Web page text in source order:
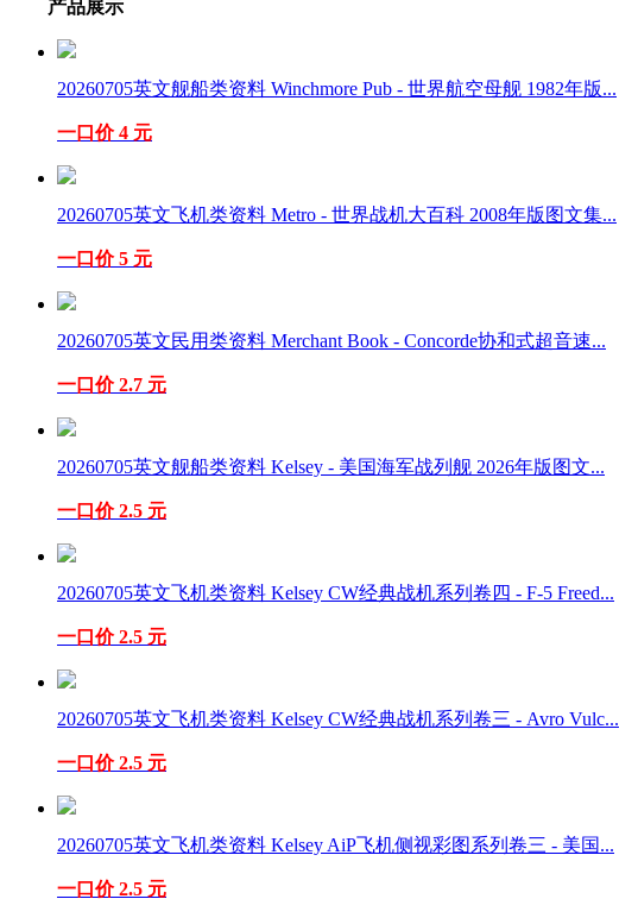
产品展示
20260705英文舰船类资料 Winchmore Pub - 世界航空母舰 1982年版...
一口价 4 元
20260705英文飞机类资料 Metro - 世界战机大百科 2008年版图文集...
一口价 5 元
20260705英文民用类资料 Merchant Book - Concorde协和式超音速...
一口价 2.7 元
20260705英文舰船类资料 Kelsey - 美国海军战列舰 2026年版图文...
一口价 2.5 元
20260705英文飞机类资料 Kelsey CW经典战机系列卷四 - F-5 Freed...
一口价 2.5 元
20260705英文飞机类资料 Kelsey CW经典战机系列卷三 - Avro Vulc...
一口价 2.5 元
20260705英文飞机类资料 Kelsey AiP飞机侧视彩图系列卷三 - 美国...
一口价 2.5 元